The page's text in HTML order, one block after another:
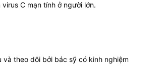
C mạn tính ở người lớn.
theo dõi bởi bác sỹ có kinh nghiệm